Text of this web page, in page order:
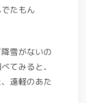
たもん
雪がないの
てみると、
遠軽のあた